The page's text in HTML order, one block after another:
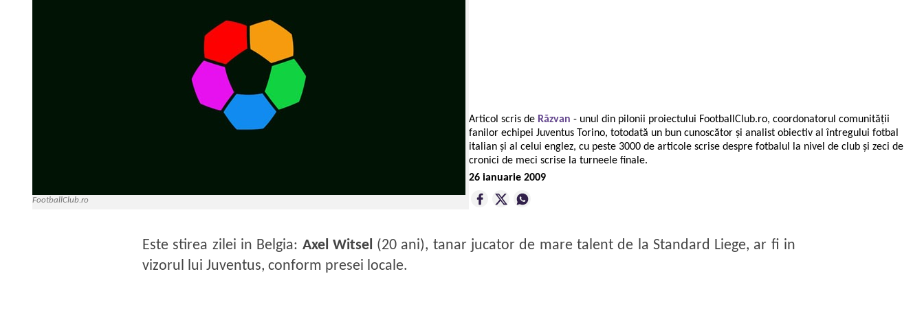
Articol scris de Răzvan - unul din pilonii proiectului FootballClub.ro, coordonatorul comunității
fanilor echipei Juventus Torino, totodată un bun cunoscător și analist obiectiv al întregului fotbal
italian și al celui englez, cu peste 3000 de articole scrise despre fotbalul la nivel de club și zeci de
cronici de meci scrise la turneele finale.
26 ianuarie 2009
FootballClub.ro
Este stirea zilei in Belgia: Axel Witsel (20 ani), tanar jucator de mare talent de la Standard Liege, ar fi in
vizorul lui Juventus, conform presei locale.